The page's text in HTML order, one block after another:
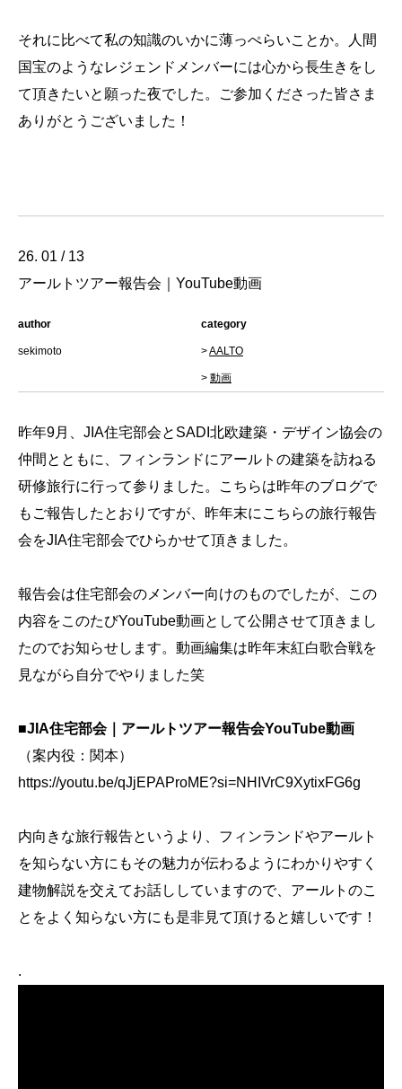
それに比べて私の知識のいかに薄っぺらいことか。人間
国宝のようなレジェンドメンバーには心から長生きをし
て頂きたいと願った夜でした。ご参加くださった皆さま
ありがとうございました！
26. 01 / 13
アールトツアー報告会｜YouTube動画
author
sekimoto
category
>AALTO
> 動画
昨年9月、JIA住宅部会とSADI北欧建築・デザイン協会の
仲間とともに、フィンランドにアールトの建築を訪ねる
研修旅行に行って参りました。こちらは昨年のブログで
もご報告したとおりですが、昨年末にこちらの旅行報告
会をJIA住宅部会でひらかせて頂きました。
報告会は住宅部会のメンバー向けのものでしたが、この
内容をこのたびYouTube動画として公開させて頂きまし
たのでお知らせします。動画編集は昨年末紅白歌合戦を
見ながら自分でやりました笑
■JIA住宅部会｜アールトツアー報告会YouTube動画
（案内役：関本）
https://youtu.be/qJjEPAProME?si=NHIVrC9XytixFG6g
内向きな旅行報告というより、フィンランドやアールト
を知らない方にもその魅力が伝わるようにわかりやすく
建物解説を交えてお話ししていますので、アールトのこ
とをよく知らない方にも是非見て頂けると嬉しいです！
.